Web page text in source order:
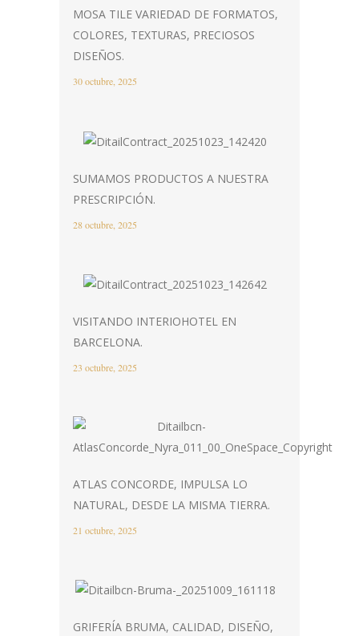
MOSA TILE VARIEDAD DE FORMATOS,
COLORES, TEXTURAS, PRECIOSOS
DISEÑOS.
30 octubre, 2025
SUMAMOS PRODUCTOS A NUESTRA
PRESCRIPCIÓN.
28 octubre, 2025
VISITANDO INTERIOHOTEL EN
BARCELONA.
23 octubre, 2025
ATLAS CONCORDE, IMPULSA LO
NATURAL, DESDE LA MISMA TIERRA.
21 octubre, 2025
GRIFERÍA BRUMA, CALIDAD, DISEÑO,